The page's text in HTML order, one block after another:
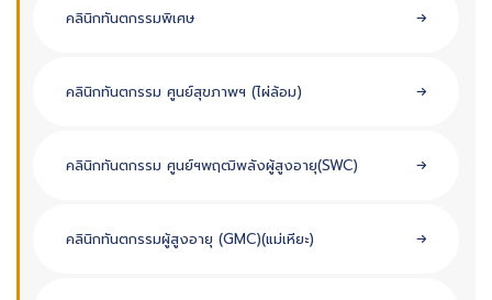
คลินิกทันตกรรมพิเศษ
คลินิกทันตกรรม ศูนย์สุขภาพฯ (ไผ่ล้อม)
คลินิกทันตกรรม ศูนย์ฯพฤฒิพลังผู้สูงอายุ(SWC)
คลินิกทันตกรรมผู้สูงอายุ (GMC)(แม่เหียะ)